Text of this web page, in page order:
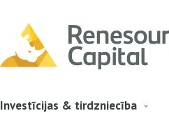
Investīcijas & tirdzniecība